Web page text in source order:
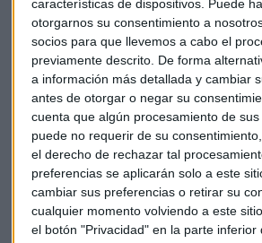
características de dispositivos. Puede
otorgarnos su consentimiento a
socios para que llevemos a cabo el
previamente descrito. De forma
a información más detallada y cambiar
antes de otorgar o negar su
cuenta que algún procesamiento de
puede no requerir de su
el derecho de rechazar tal
preferencias se aplicarán solo a este
cambiar sus preferencias o retirar su
cualquier momento volviendo a este
el botón "Privacidad" en la parte inferior
como medicamentos de estilo de vida y
de salud de Medicare los cubra. Las
beneficios del tratamiento puede
su cobertura médica.
El estudio de la farma danesa ha
personas con sobrepeso u obesas con
enfermedad cardíaca de 45 años o más
previos de diabetes. Los detalles del
publicarán en unas semanas.